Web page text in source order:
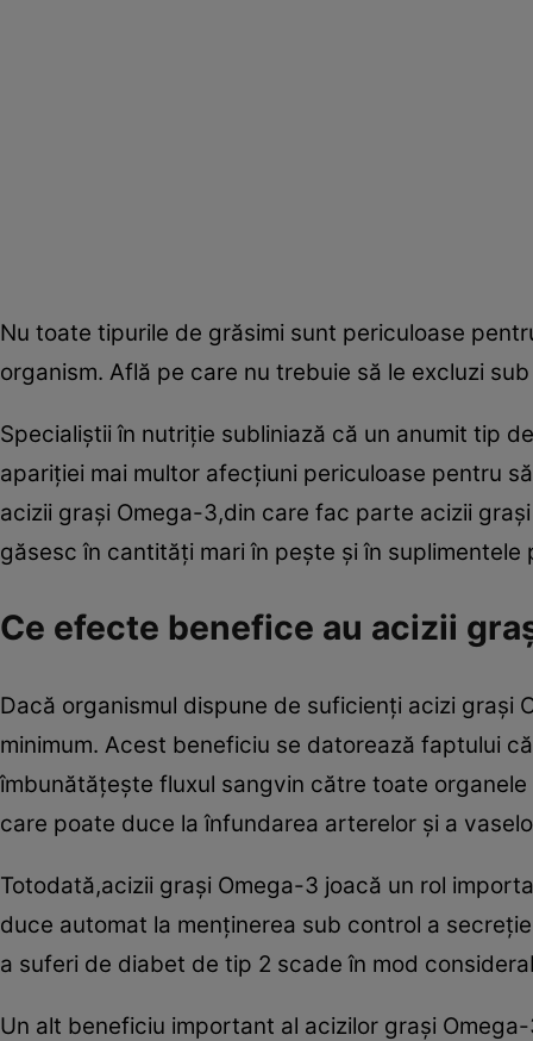
Nu toate tipurile de grăsimi sunt periculoase
organism. Află pe care nu trebuie să le excluzi
Specialiştii în nutriţie subliniază că un anumit tip
apariţiei mai multor afecţiuni periculoase pentru
acizii graşi Omega-3,din care fac parte acizii
găsesc în cantităţi mari în peşte şi în
Ce efecte benefice au acizii
Dacă organismul dispune de suficienţi acizi graşi
minimum. Acest beneficiu se datorează faptului
îmbunătăţeşte fluxul sangvin către toate
care poate duce la înfundarea arterelor şi a
Totodată,acizii graşi Omega-3 joacă un rol
duce automat la menţinerea sub control a
a suferi de diabet de tip 2 scade în mod
Un alt beneficiu important al acizilor graşi